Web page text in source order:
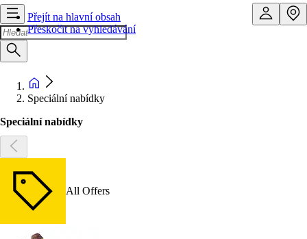
Přejít na hlavní obsah
Přeskočit na vyhledávání
Speciální nabídky
Speciální nabídky
All Offers